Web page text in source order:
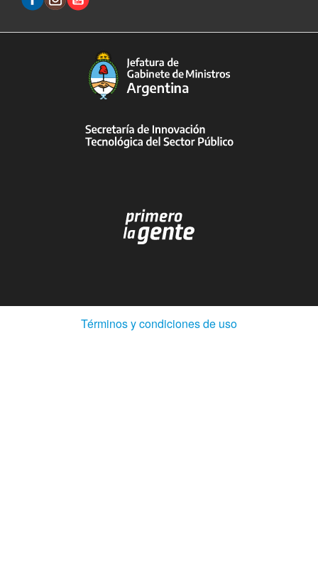
Términos y condiciones de uso(Abre